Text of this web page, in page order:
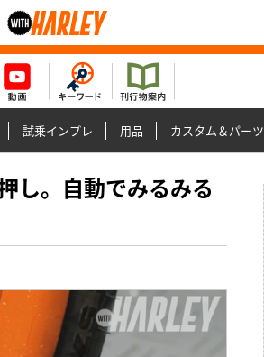
試乗インプレ 用品 カスタム＆パーツ
し。自動でみるみる